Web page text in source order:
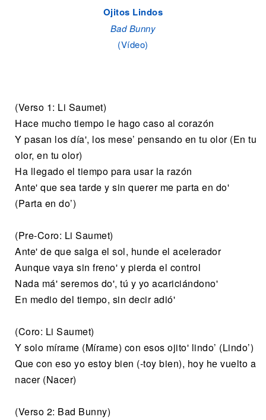
Ojitos Lindos
Bad Bunny
(Vídeo)
(Verso 1: Li Saumet)
Hace mucho tiempo le hago caso al corazón
Y pasan los día', los mese’ pensando en tu olor (En tu
olor, en tu olor)
Ha llegado el tiempo para usar la razón
Ante' que sea tarde y sin querer me parta en do'
(Parta en do’)
(Pre-Coro: Li Saumet)
Ante' de que salga el sol, hunde el acelerador
Aunque vaya sin freno' y pierda el control
Nada má' seremos do', tú y yo acariciándono'
En medio del tiempo, sin decir adió'
(Coro: Li Saumet)
Y solo mírame (Mírame) con esos ojito' lindo’ (Lindo’)
Que con еso yo estoy bien (-toy bien), hoy hе vuelto a
nacer (Nacer)
(Verso 2: Bad Bunny)